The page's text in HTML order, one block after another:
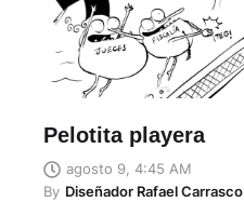
Pelotita playera
agosto 9, 4:45 AM
By Diseñador Rafael Carrasco